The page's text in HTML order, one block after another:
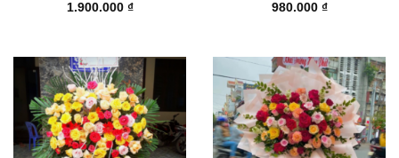
1.900.000 ₫
980.000 ₫